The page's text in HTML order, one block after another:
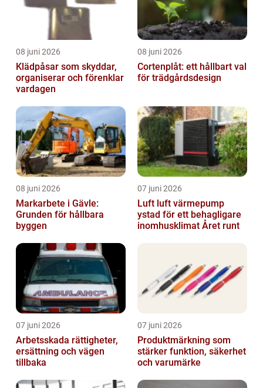
08 juni 2026
Klädpåsar som skyddar,
organiserar och förenklar
vardagen
08 juni 2026
Cortenplåt: ett hållbart val
för trädgårdsdesign
08 juni 2026
Markarbete i Gävle:
Grunden för hållbara
byggen
07 juni 2026
Luft luft värmepump
ystad för ett behagligare
inomhusklimat Året runt
07 juni 2026
Arbetsskada rättigheter,
ersättning och vägen
tillbaka
07 juni 2026
Produktmärkning som
stärker funktion, säkerhet
och varumärke